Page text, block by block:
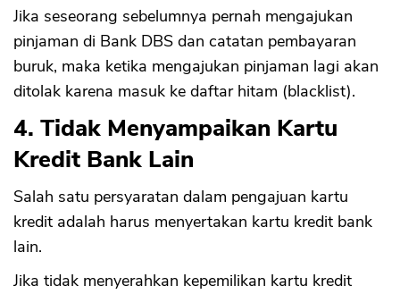
Jika seseorang sebelumnya pernah mengajukan
pinjaman di Bank DBS dan catatan pembayaran
buruk, maka ketika mengajukan pinjaman lagi akan
ditolak karena masuk ke daftar hitam (blacklist).
4. Tidak Menyampaikan Kartu
Kredit Bank Lain
Salah satu persyaratan dalam pengajuan kartu
kredit adalah harus menyertakan kartu kredit bank
lain.
Jika tidak menyerahkan kepemilikan kartu kredit